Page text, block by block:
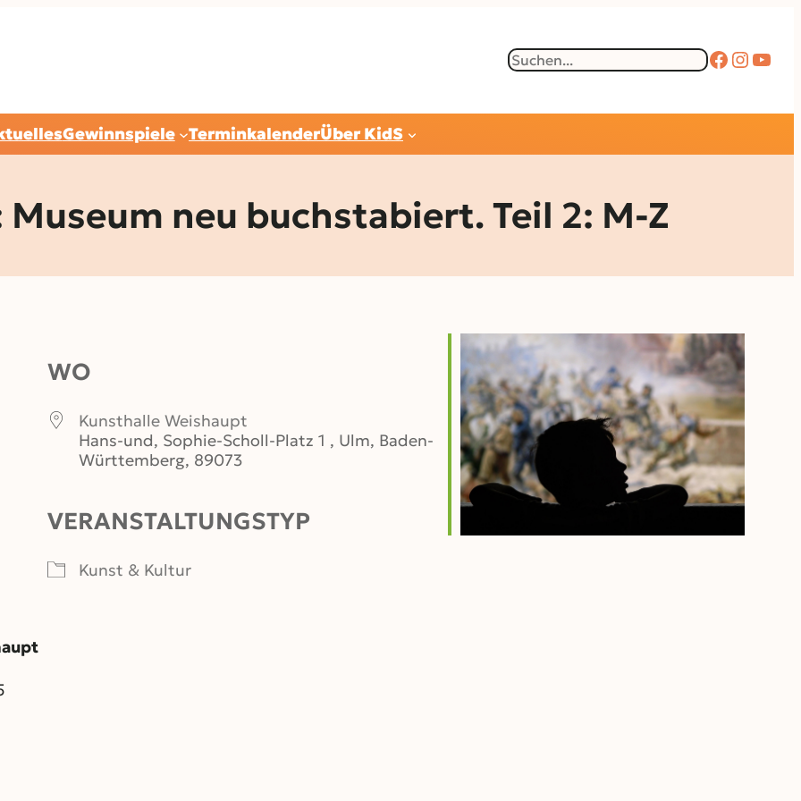
Suchen
Gewinnspiele TerminkalenderÜber KidS
Museum neu buchstabiert. Teil 2: M-Z
iCalendar Office 365
WO
Kunsthalle Weishaupt
Hans-und, Sophie-Scholl-Platz 1 , Ulm, Baden-
Württemberg, 89073
VERANSTALTUNGSTYP
Kunst & Kultur